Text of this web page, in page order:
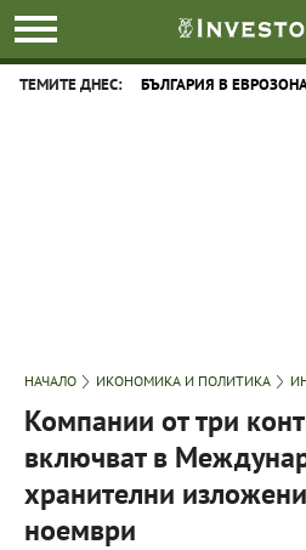
ТЕМИТЕ ДНЕС: БЪЛГАРИЯ В
НАЧАЛО ИКОНОМИКА И ПОЛИТИКА
Компании от три
включват в
хранителни
ноември